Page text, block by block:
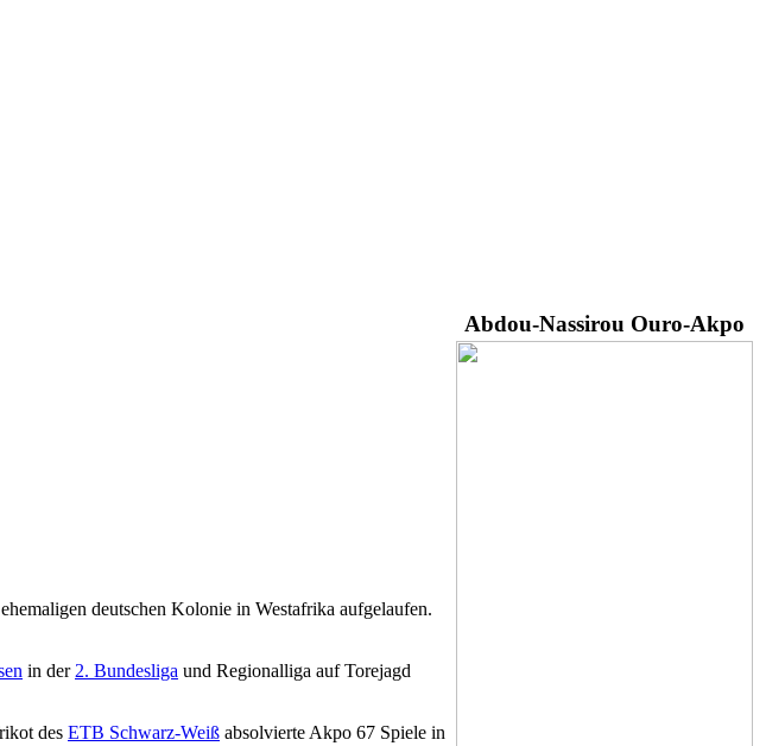
Abdou-Nassirou Ouro-Akpo
deutschen Kolonie in Westafrika aufgelaufen.
in der 2. Bundesliga und Regionalliga auf Torejagd
des ETB Schwarz-Weiß absolvierte Akpo 67 Spiele in